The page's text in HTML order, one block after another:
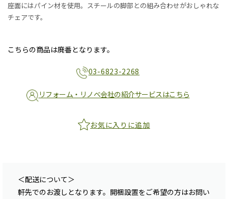
座面にはパイン材を使用。スチールの脚部との組み合わせがおしゃれな
チェアです。
こちらの商品は廃番となります。
03-6823-2268
リフォーム・リノベ会社の紹介サービスはこちら
お気に入りに追加
＜配送について＞
軒先でのお渡しとなります。開梱設置をご希望の方はお問い